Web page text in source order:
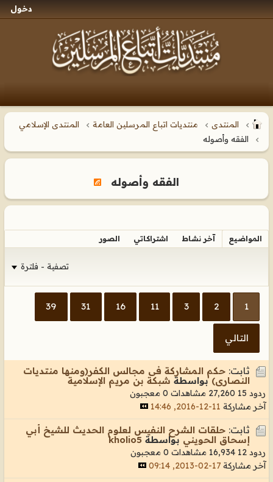
دخول
المنتدى منتديات اتباع المرسلين العامة
المنتدى الإسلامي
الفقه وأصوله
الفقه وأصوله
المواضيع آخر نشاط اشتراكاتي الصور
تصفية - فلترة
1
2
3
11
16
31
39
التالي
ثابت: حكم المشاركة فى مجالس الكفر(ومنها منتديات
النصارى) بواسطة شبكة بن مريم الإسلامية
ردود 15 27,260 مشاهدات
0 معجبون
آخر مشاركة 11-12-2016, 14:46
ثابت: حلقات الشرح النفيس لعلوم الحديث للشيخ أبي
إسحاق الحويني بواسطة kholio5
ردود 12 16,934 مشاهدات
0 معجبون
آخر مشاركة 17-02-2013, 09:14